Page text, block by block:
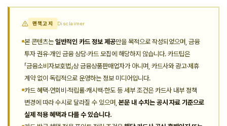
면책고지 Disclaimer
본 콘텐츠는 일반적인 카드 정보 제공만을 목적으로 작성되었으며, 금융
투자 권유·개인 금융 상담·카드 모집에 해당하지 않습니다. 카드팁은
「금융소비자보호법」상 금융상품판매업자가 아니며, 카드사와 광고·제휴
계약 없이 독립적으로 운영하는 정보 미디어입니다.
카드 혜택·연회비·적립률·캐시백·한도 등 세부 조건은 카드사 내부 정책
변경에 따라 수시로 달라질 수 있으며,본문 내 수치는 공시 자료 기준으로
실제 적용 혜택과 다를 수 있습니다.